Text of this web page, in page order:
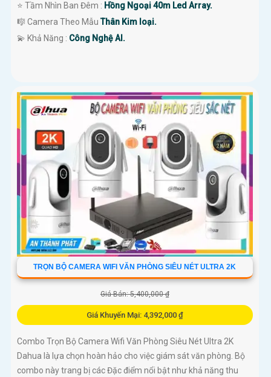
⭐ Tầm Nhìn Ban Đêm : Hồng Ngoại 40m Led Array.
🎼️ Camera Theo MẫuThân Kim loại.
️💫 Khả Năng : Công Nghệ AI.
TRỌN BỘ CAMERA WIFI VĂN PHÒNG SIÊU NÉT ULTRA 2K
Giá Bán: 5,400,000 ₫
Giá Khuyến Mại: 4,392,000 ₫
Combo Trọn Bộ Camera Wifi Văn Phòng Siêu Nét Ultra 2K
Dahua là lựa chọn hoàn hảo cho việc giám sát văn phòng. Bộ
combo này trang bị các Đặc điểm nổi bật như khả năng thu